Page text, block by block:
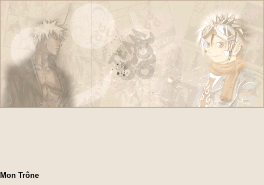
Mon Trône